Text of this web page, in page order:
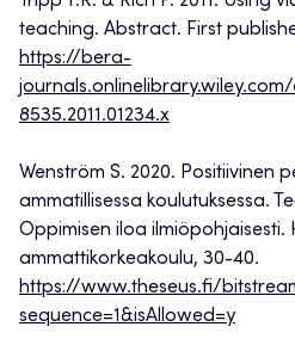
teaching. Abstract. First
https://bera-
journals.onlinelibrary.wiley.com/
8535.2011.01234.x
Wenström S. 2020. Positiivinen
ammatillisessa koulutuksessa.
Oppimisen iloa ilmiöpohjaisesti.
ammattikorkeakoulu, 30-40.
https://www.theseus.fi/
sequence=1&isAllowed=y